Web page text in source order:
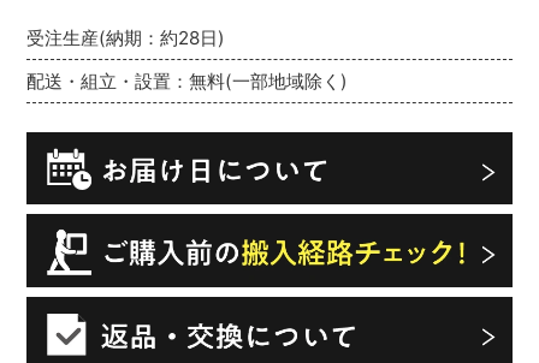
受注生産(納期：約28日)
配送・組立・設置：無料(一部地域除く)